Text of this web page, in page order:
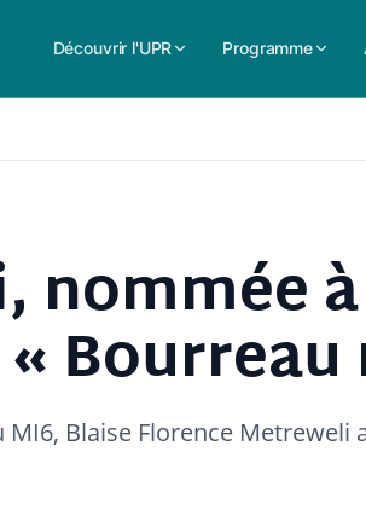
Découvrir l'UPR Programme
nommée
Bourreau
Blaise Florence